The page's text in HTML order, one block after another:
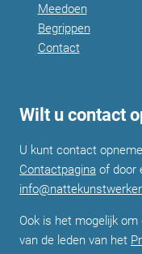
Meedoen
Begrippen
Contact
Wilt u contact
U kunt contact
Contactpagina of door
Ook is het mogelijk
van de leden van het